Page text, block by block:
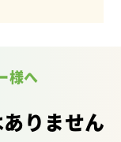
シェル】
ビスがス
様へ
りません